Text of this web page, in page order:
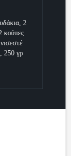
2
κούπες
250 γρ